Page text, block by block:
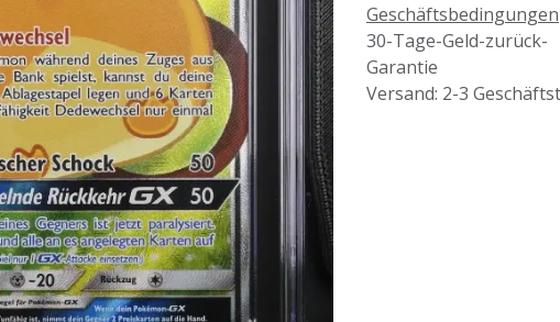
Geschäftsbedingungen
30-Tage-Geld-zurück-
Garantie
Versand: 2-3